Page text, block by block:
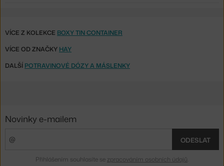
VÍCE Z KOLEKCE BOXY TIN CONTAINER
VÍCE OD ZNAČKY HAY
DALŠÍ POTRAVINOVÉ DÓZY A MÁSLENKY
Novinky e-mailem
ODESLAT
Přihlášením souhlasíte se zpracováním osobních údajů